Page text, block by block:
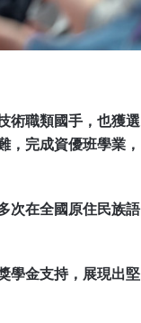
術職類國手，也獲選
，完成資優班學業，
次在全國原住民族語
學金支持，展現出堅